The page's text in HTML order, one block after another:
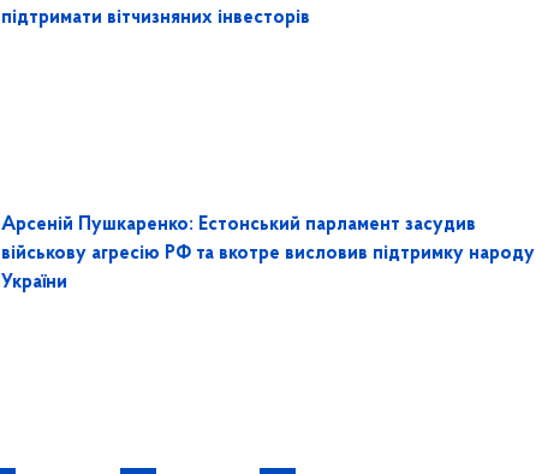
підтримати вітчизняних інвесторів
Арсеній Пушкаренко: Естонський парламент засудив
військову агресію РФ та вкотре висловив підтримку народу
України